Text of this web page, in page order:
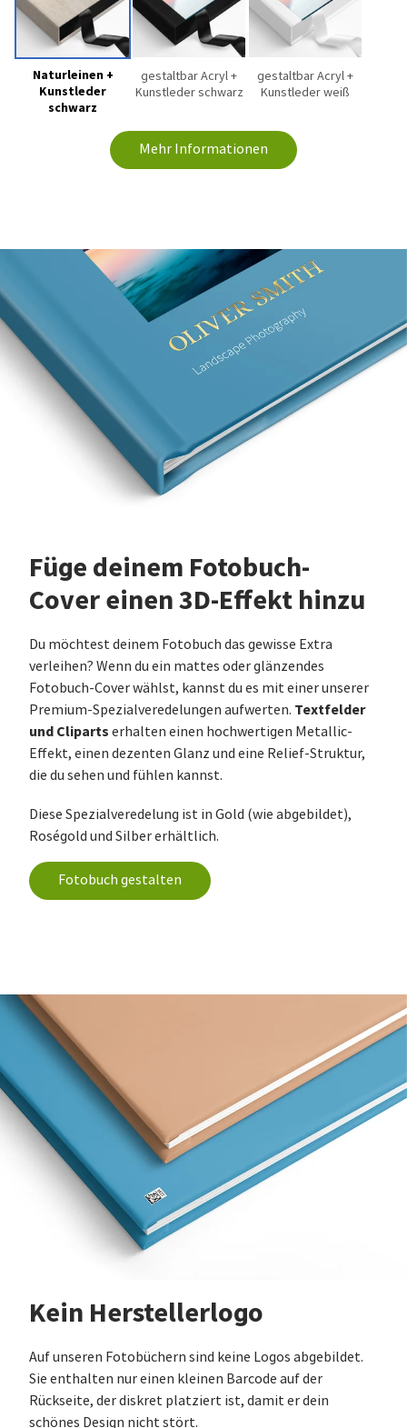
Naturleinen +
Kunstleder
schwarz
gestaltbar Acryl +
Kunstleder schwarz
gestaltbar Acryl +
Kunstleder weiß
Mehr Informationen
Füge deinem Fotobuch-
Cover einen 3D-Effekt hinzu
Du möchtest deinem Fotobuch das gewisse Extra
verleihen? Wenn du ein mattes oder glänzendes
Fotobuch-Cover wählst, kannst du es mit einer unserer
Premium-Spezialveredelungen aufwerten. Textfelder
und Cliparts erhalten einen hochwertigen Metallic-
Effekt, einen dezenten Glanz und eine Relief-Struktur,
die du sehen und fühlen kannst.
Diese Spezialveredelung ist in Gold (wie abgebildet),
Roségold und Silber erhältlich.
Fotobuch gestalten
Kein Herstellerlogo
Auf unseren Fotobüchern sind keine Logos abgebildet.
Sie enthalten nur einen kleinen Barcode auf der
Rückseite, der diskret platziert ist, damit er dein
schönes Design nicht stört.